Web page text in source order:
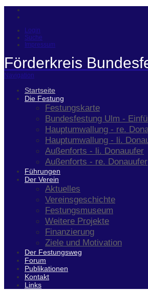
Login
Suche
Impressum
Förderkreis
Navigation
Startseite
Die Festung
Festungskarte
Bundesfestung Ulm -
Hauptumwallung - re.
Hauptumwallung - li.
Außenforts - li. Donauufer
Außenforts - re. Donauufer
Führungen
Der Verein
Aktuelles
Vereinsgeschichte
Festungsmuseum
Weitere Projekte
Finanzierung
Ziele und Motivation
Der Festungsweg
Forum
Publikationen
Kontakt
Links